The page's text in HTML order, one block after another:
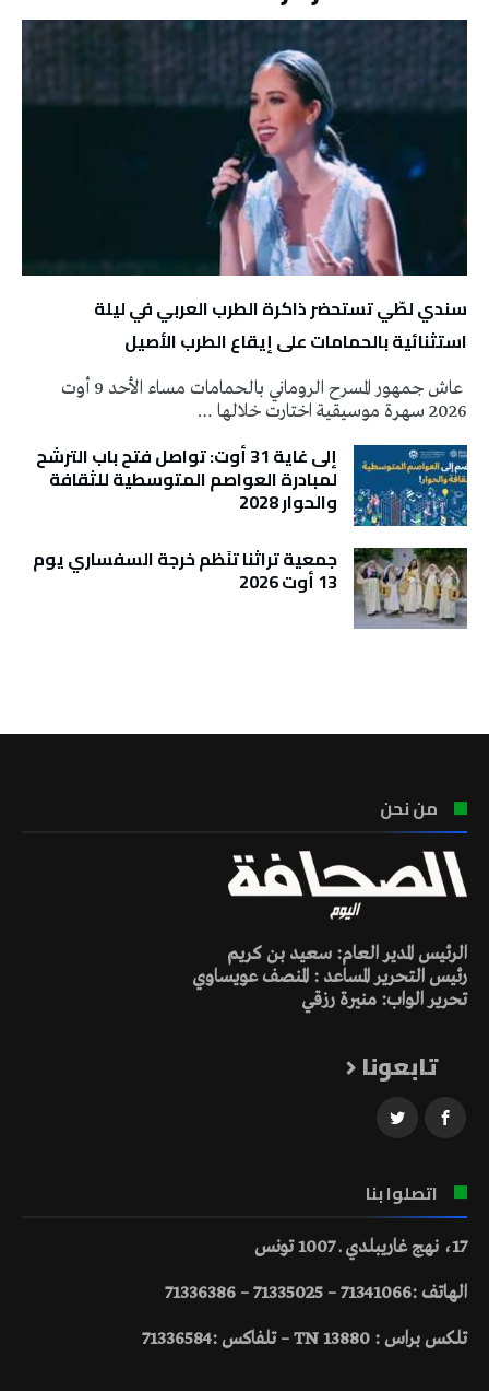
سندي لطّي تستحضر ذاكرة الطرب العربي في ليلة
استثنائية بالحمامات على إيقاع الطرب الأصيل
عاش جمهور المسرح الروماني بالحمامات مساء الأحد 9 أوت
2026 سهرة موسيقية اختارت خلالها …
إلى غاية 31 أوت: تواصل فتح باب الترشح
لمبادرة العواصم المتوسطية للثقافة
والحوار 2028
جمعية تراثنا تنَظم خرجة السفساري يوم
13 أوت 2026
من نحن
الرئيس المدير العام: سعيد بن كريم
رئيس التحرير المساعد : المنصف عويساوي
تحرير الواب: منيرة رزقي
تابعونا
اتصلوا بنا
17، نهج غاريبلدي ـ 1007 تونس
الهاتف :71341066 – 71335025 – 71336386
تلكس براس : 13880 TN – تلفاكس :71336584